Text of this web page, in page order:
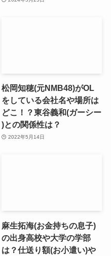
松岡知穂(元NMB48)がOL
をしている会社名や場所は
どこ！？東谷義和(ガーシー
)との関係性は？
2022年5月14日
麻生拓海(お金持ちの息子)
の出身高校や大学の学部
は？仕送り額(お小遣い)や